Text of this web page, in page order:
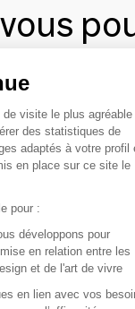
MOM et
vous un
de
de produits
visite le plus agréable
des statistiques de
adaptés à votre profil
en place sur ce site le
pour :
développons pour
en relation entre les
et de l'art de vivre
en lien avec vos